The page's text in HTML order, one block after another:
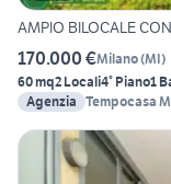
AMPIO BILOCALE
170.000 €Milano(MI)
60 mq2 Locali4° Piano1
Agenzia Tempocasa